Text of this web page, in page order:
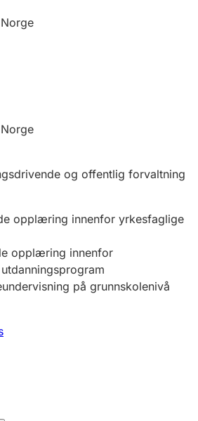
Norge
Norge
og offentlig forvaltning
opplæring innenfor yrkesfaglige
opplæring innenfor
på grunnskolenivå